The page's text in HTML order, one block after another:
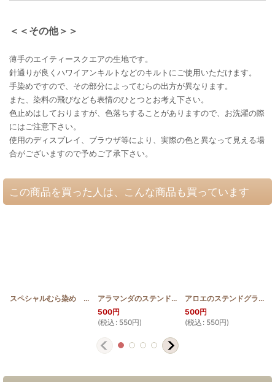
＜＜その他＞＞
薄手のエイティースクエアの生地です。
針通りが良くハワイアンキルトなどのキルトにご使用いただけます。
手染めですので、その部分によってむらの出方が異なります。
また、染料の飛びなども表情のひとつとお考え下さい。
色止めはしておりますが、色落ちすることがありますので、お洗濯の際
にはご注意下さい。
使用のディスプレイ、ブラウザ等により、実際の色と異なって見える場
合がございますので予めご了承下さい。
この商品を買った人は、こんな商品も買っています
スペシャルむら染め カーキー [SP_C]
アラマンダのステンドグラスキルトタペストリー20_25 パターン
500円
(税込 : 550円)
アロエのステンドグラスキルトタペストリー20_25 パターン
500円
(税込 : 550円)